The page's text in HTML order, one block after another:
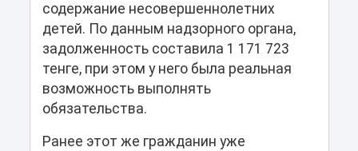
содержание несовершеннолетних
детей. По данным надзорного органа,
задолженность составила 1 171 723
тенге, при этом у него была реальная
возможность выполнять
обязательства.
Ранее этот же гражданин уже